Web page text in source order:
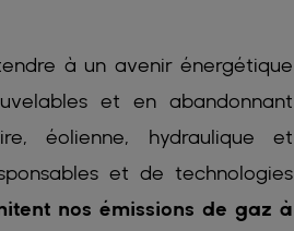
à un avenir énergétique
et en abandonnant
éolienne, hydraulique et
et de technologies
nos émissions de gaz à